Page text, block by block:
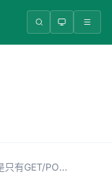
所有API接口都用POST? 还是只有GET/POST or Restful